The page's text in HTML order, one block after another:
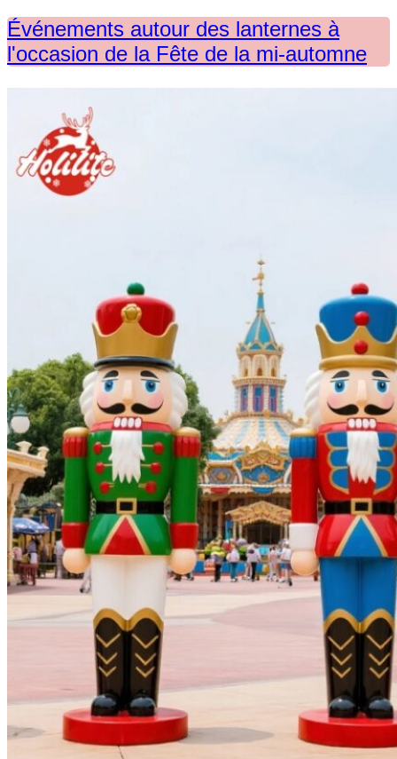
Événements autour des lanternes à
l'occasion de la Fête de la mi-automne